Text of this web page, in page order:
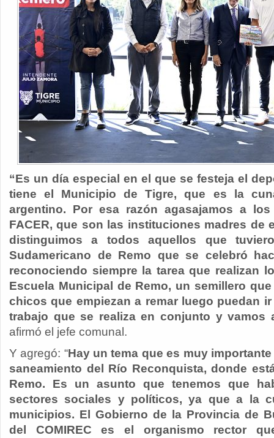
“Es un día especial en el que se festeja el
tiene el Municipio de Tigre, que es la
argentino. Por esa razón agasajamos a
FACER, que son las instituciones madres de
distinguimos a todos aquellos que
Sudamericano de Remo que se celebró
reconociendo siempre la tarea que realizan
Escuela Municipal de Remo, un semillero
chicos que empiezan a remar luego puedan
trabajo que se realiza en conjunto y vamos
afirmó el jefe comunal.
Y agregó: “Hay un tema que es muy
saneamiento del Río Reconquista, donde
Remo. Es un asunto que tenemos que
sectores sociales y políticos, ya que a la
municipios. El Gobierno de la Provincia de
del COMIREC es el organismo rector